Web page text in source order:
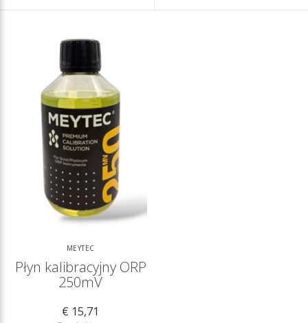
MEYTEC
Płyn kalibracyjny ORP
250mV
€ 15,71